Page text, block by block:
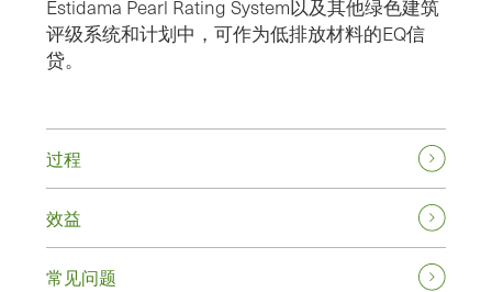
Estidama Pearl Rating System以及其他绿色建筑
评级系统和计划中，可作为低排放材料的EQ信
贷。
过程
效益
常见问题